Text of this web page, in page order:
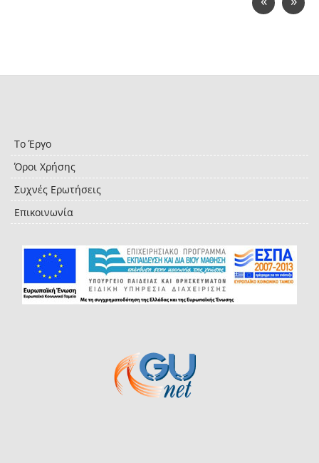
Το Έργο
Όροι Χρήσης
Συχνές Ερωτήσεις
Επικοινωνία